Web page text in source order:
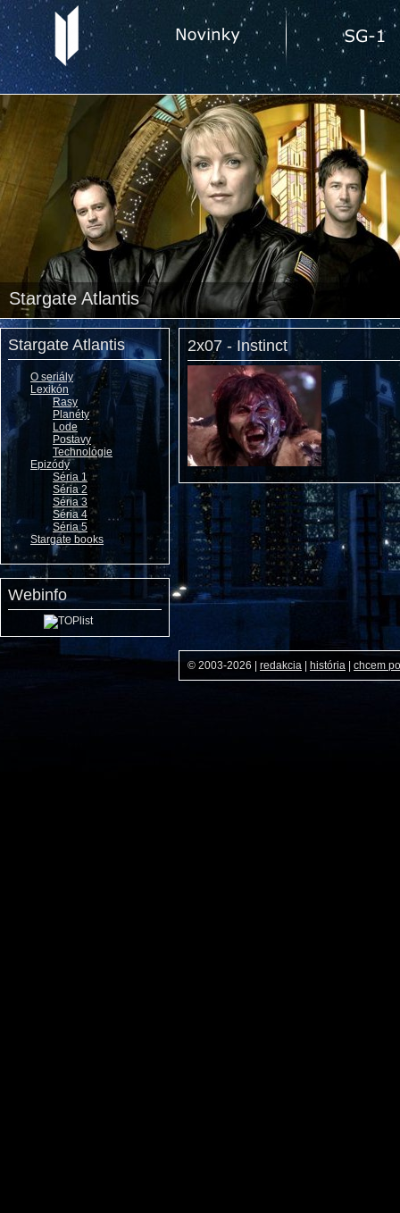
Stargate Atlantis
Stargate Atlantis
O seriály
Lexikón
Rasy
Planéty
Lode
Postavy
Technológie
Epizódy
Séria 1
Séria 2
Séria 3
Séria 4
Séria 5
Stargate books
Webinfo
2x07 - Instinct
© 2003-2026 redakcia história chcem